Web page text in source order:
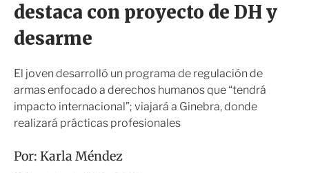
destaca con proyecto de DH y
desarme
El joven desarrolló un programa de regulación de
armas enfocado a derechos humanos que “tendrá
impacto internacional”; viajará a Ginebra, donde
realizará prácticas profesionales
Por: Karla Méndez